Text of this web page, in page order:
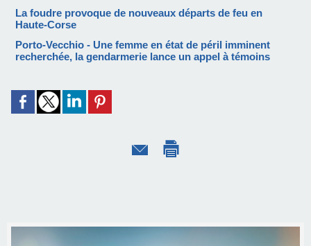
La foudre provoque de nouveaux départs de feu en
Haute-Corse
Porto-Vecchio - Une femme en état de péril imminent
recherchée, la gendarmerie lance un appel à témoins